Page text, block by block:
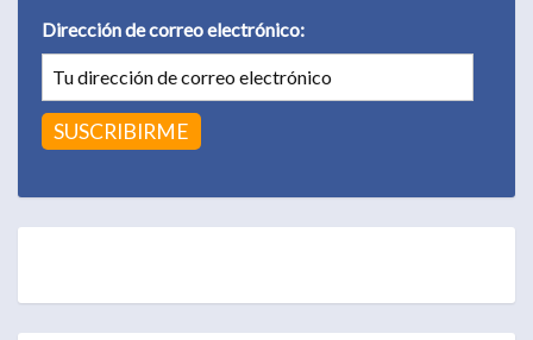
Dirección de correo electrónico: